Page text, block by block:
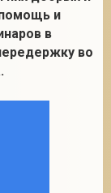
и
в
во